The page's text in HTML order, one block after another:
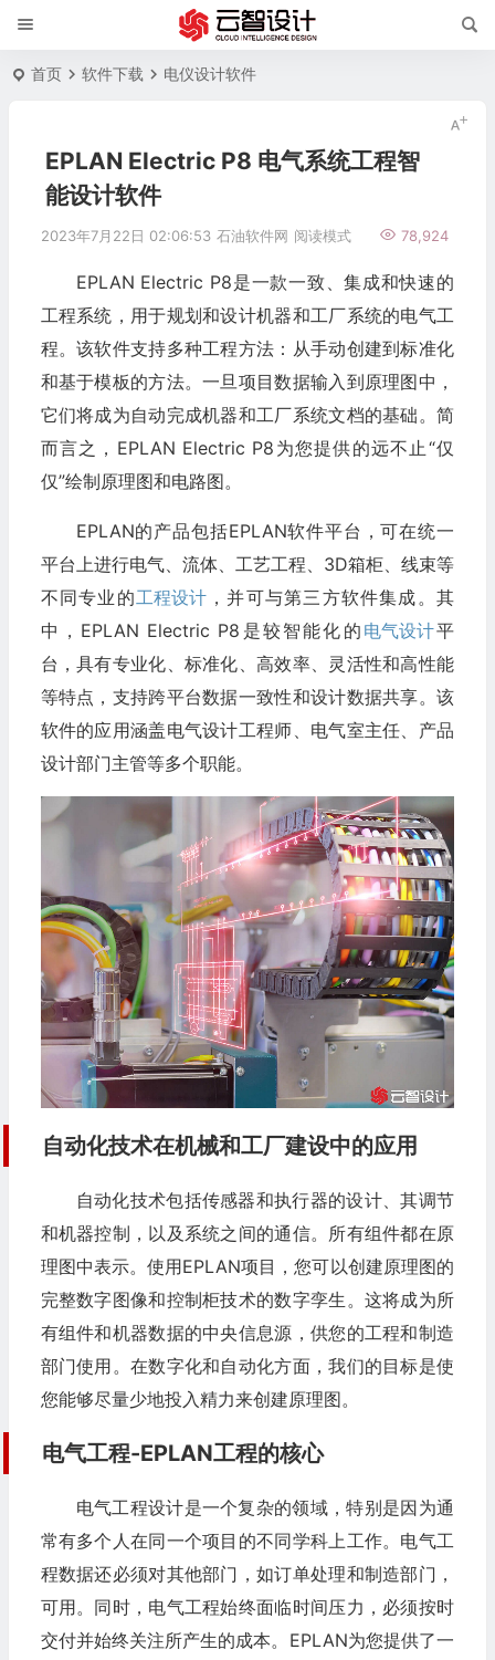
首页 软件下载 电仪设计软件
EPLAN Electric P8 电气系统工程智
能设计软件
2023年7月22日 02:06:53 石油软件网 78,924
阅读模式
EPLAN Electric P8是一款一致、集成和快速的
工程系统，用于规划和设计机器和工厂系统的电气工
程。该软件支持多种工程方法：从手动创建到标准化
和基于模板的方法。一旦项目数据输入到原理图中，
它们将成为自动完成机器和工厂系统文档的基础。简
而言之，EPLAN Electric P8为您提供的远不止“仅
仅”绘制原理图和电路图。
EPLAN的产品包括EPLAN软件平台，可在统一
平台上进行电气、流体、工艺工程、3D箱柜、线束等
不同专业的工程设计，并可与第三方软件集成。其
中，EPLAN Electric P8是较智能化的 电气设计平
台，具有专业化、标准化、高效率、灵活性和高性能
等特点，支持跨平台数据一致性和设计数据共享。该
软件的应用涵盖电气设计工程师、电气室主任、产品
设计部门主管等多个职能。
自动化技术在机械和工厂建设中的应用
自动化技术包括传感器和执行器的设计、其调节
和机器控制，以及系统之间的通信。所有组件都在原
理图中表示。使用EPLAN项目，您可以创建原理图的
完整数字图像和控制柜技术的数字孪生。这将成为所
有组件和机器数据的中央信息源，供您的工程和制造
部门使用。在数字化和自动化方面，我们的目标是使
您能够尽量少地投入精力来创建原理图。
电气工程-EPLAN工程的核心
电气工程设计是一个复杂的领域，特别是因为通
常有多个人在同一个项目的不同学科上工作。电气工
程数据还必须对其他部门，如订单处理和制造部门，
可用。同时，电气工程始终面临时间压力，必须按时
交付并始终关注所产生的成本。EPLAN为您提供了一